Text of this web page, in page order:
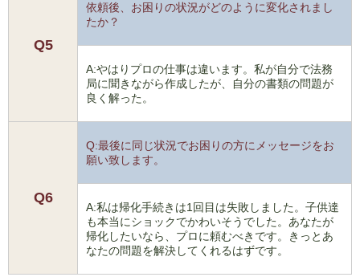
Q5
依頼後、お困りの状況がどのように変化されまし
たか？
A:やはりプロの仕事は違います。私が自分で法務
局に聞きながら作成したが、自分の書類の問題が
良く解った。
Q6
Q:最後に同じ状況でお困りの方にメッセージをお
願い致します。
A:私は帰化手続きは1回目は失敗しました。子供達
も本当にショックでかわいそうでした。あなたが
帰化したいなら、プロに頼むべきです。きっとあ
なたの問題を解決してくれるはずです。